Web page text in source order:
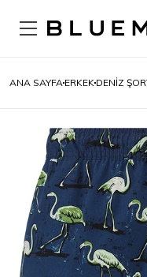
ANA SAYFA ERKEK DENIZ